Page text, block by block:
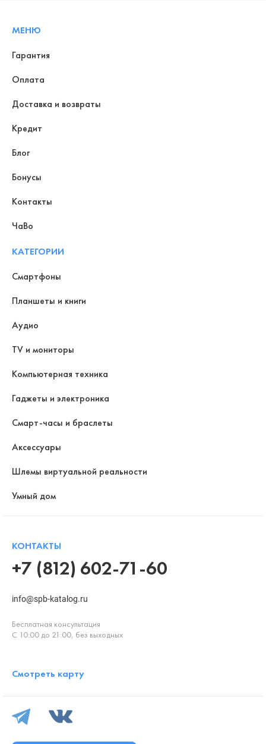
МЕНЮ
Гарантия
Оплата
Доставка и возвраты
Кредит
Блог
Бонусы
Контакты
ЧаВо
КАТЕГОРИИ
Смартфоны
Планшеты и книги
Аудио
TV и мониторы
Компьютерная техника
Гаджеты и электроника
Смарт-часы и браслеты
Аксессуары
Шлемы виртуальной реальности
Умный дом
КОНТАКТЫ
+7 (812) 602-71-60
info@spb-katalog.ru
Бесплатная консультация
С 10:00 до 21:00, без выходных
Смотреть карту